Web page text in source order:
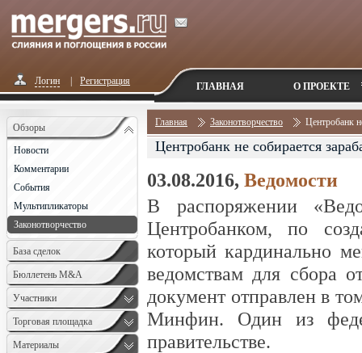
Логин Регистрация ГЛАВНАЯ О ПРОЕКТЕ
Обзоры
Новости
Комментарии
События
Мультипликаторы
Законотворчество
База сделок
Бюллетень M&A
Monthly
Участники
Торговая площадка
Материалы
Главная Законотворчество Центробанк
Центробанк не собирается
03.08.2016, Ведомости
В распоряжении
Центробанком, по
который кардинально
ведомствам для сбора
документ отправлен в
Минфин. Один из
правительстве.